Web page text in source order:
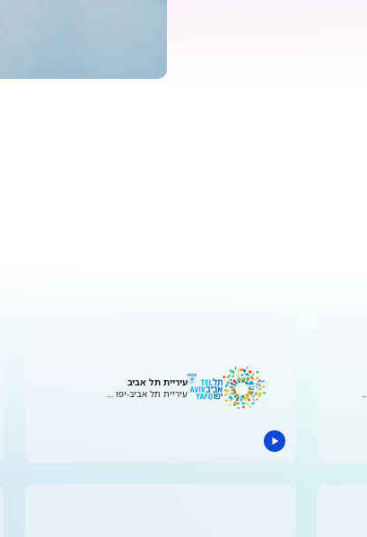
עיריית תל אביב
עיריית תל אביב-יפו …